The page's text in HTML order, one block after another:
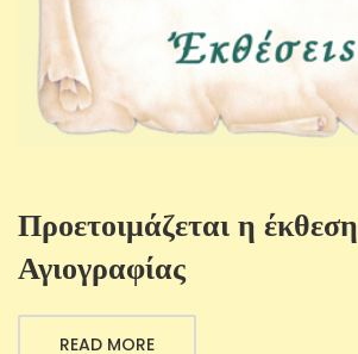
Προετοιμάζεται η έκθεση
Αγιογραφίας
READ MORE